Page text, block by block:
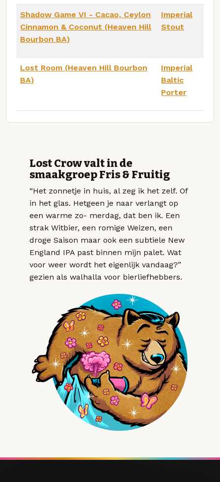
Shadow Game VI - Cacao, Ceylon
Cinnamon & Coconut (Heaven Hill
Bourbon BA)
Imperial
Stout
Lost Room (Heaven Hill Bourbon
BA)
Imperial
Baltic
Porter
Lost Crow valt in de
smaakgroep Fris & Fruitig
“Het zonnetje in huis, al zeg ik het zelf. Of
in het glas. Hetgeen je naar verlangt op
een warme zo- merdag, dat ben ik. Een
strak Witbier, een romige Weizen, een
droge Saison maar ook een subtiele New
England IPA past binnen mijn palet. Wat
voor weer wordt het eigenlijk vandaag?”
gezien als walhalla voor bierliefhebbers.